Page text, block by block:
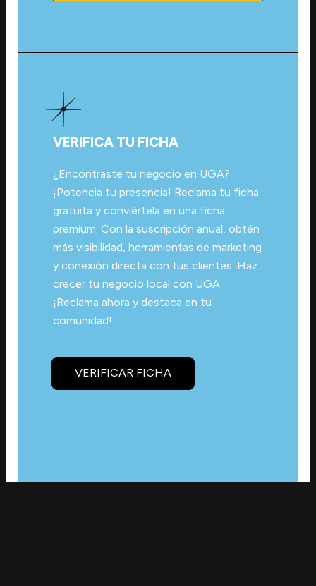
VERIFICA TU FICHA
¿Encontraste tu negocio en UGA?
¡Potencia tu presencia! Reclama tu ficha
gratuita y conviértela en una ficha
premium. Con la suscripción anual, obtén
más visibilidad, herramientas de marketing
y conexión directa con tus clientes. Haz
crecer tu negocio local con UGA.
¡Reclama ahora y destaca en tu
comunidad!
VERIFICAR FICHA